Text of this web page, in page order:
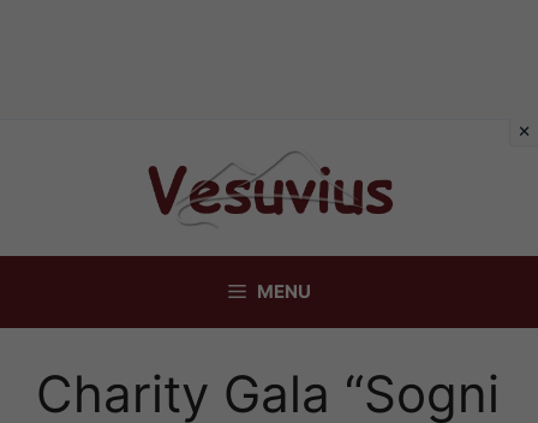
MENU
Charity Gala “Sogni